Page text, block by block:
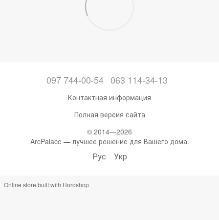
097 744-00-54 063 114-34-13
Контактная информация
Полная версия сайта
© 2014—2026
ArcPalace — лучшее решение для Вашего дома.
Рус Укр
Online store built with Horoshop